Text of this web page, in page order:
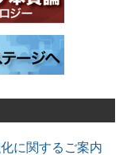
に関するご案内